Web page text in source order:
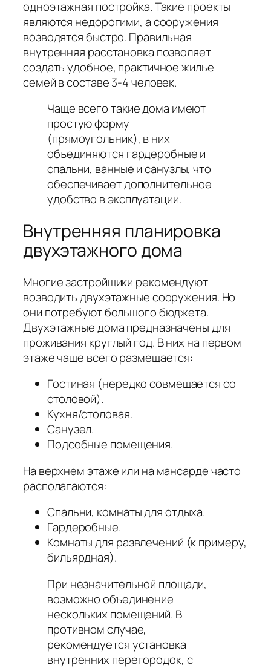
одноэтажная постройка. Такие проекты
являются недорогими, а сооружения
возводятся быстро. Правильная
внутренняя расстановка позволяет
создать удобное, практичное жилье
семей в составе 3-4 человек.
Чаще всего такие дома имеют
простую форму
(прямоугольник), в них
объединяются гардеробные и
спальни, ванные и санузлы, что
обеспечивает дополнительное
удобство в эксплуатации.
Внутренняя планировка
двухэтажного дома
Многие застройщики рекомендуют
возводить двухэтажные сооружения. Но
они потребуют большого бюджета.
Двухэтажные дома предназначены для
проживания круглый год. В них на первом
этаже чаще всего размещается:
Гостиная (нередко совмещается со
столовой).
Кухня/столовая.
Санузел.
Подсобные помещения.
На верхнем этаже или на мансарде часто
располагаются:
Спальни, комнаты для отдыха.
Гардеробные.
Комнаты для развлечений (к примеру,
бильярдная).
При незначительной площади,
возможно объединение
нескольких помещений. В
противном случае,
рекомендуется установка
внутренних перегородок, с